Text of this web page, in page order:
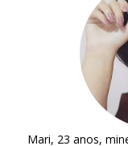
Mari, 23 anos,